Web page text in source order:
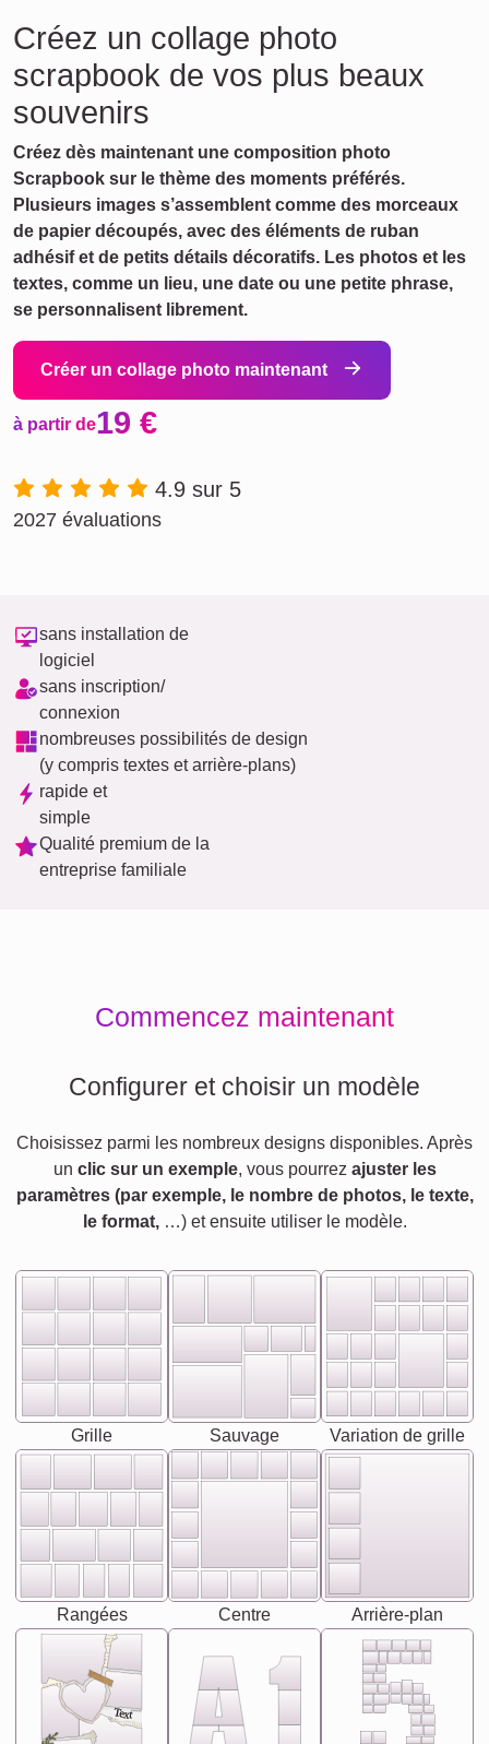
Créez un collage photo
scrapbook de vos plus beaux
souvenirs
Créez dès maintenant une composition photo
Scrapbook sur le thème des moments préférés.
Plusieurs images s’assemblent comme des morceaux
de papier découpés, avec des éléments de ruban
adhésif et de petits détails décoratifs. Les photos et les
textes, comme un lieu, une date ou une petite phrase,
se personnalisent librement.
Créer un collage photo maintenant
à partir de19 €
4.9 sur 5
2027 évaluations
sans installation de
logiciel
sans inscription/
connexion
nombreuses possibilités de design
(y compris textes et arrière-plans)
rapide et
simple
Qualité premium de la
entreprise familiale
Commencez maintenant
Configurer et choisir un modèle
Choisissez parmi les nombreux designs disponibles. Après
un clic sur un exemple, vous pourrez ajuster les
paramètres (par exemple, le nombre de photos, le texte,
le format,…) et ensuite utiliser le modèle.
Grille Sauvage Variation de grille
Rangées Centre Arrière-plan
Text